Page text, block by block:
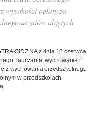
wysokości opłaty za
uczniów objętych
SIDZINA z dnia 18 czerwca
nauczania, wychowania i
z wychowania przedszkolnego
w przedszkolach
2024 R. W SPRAWIE